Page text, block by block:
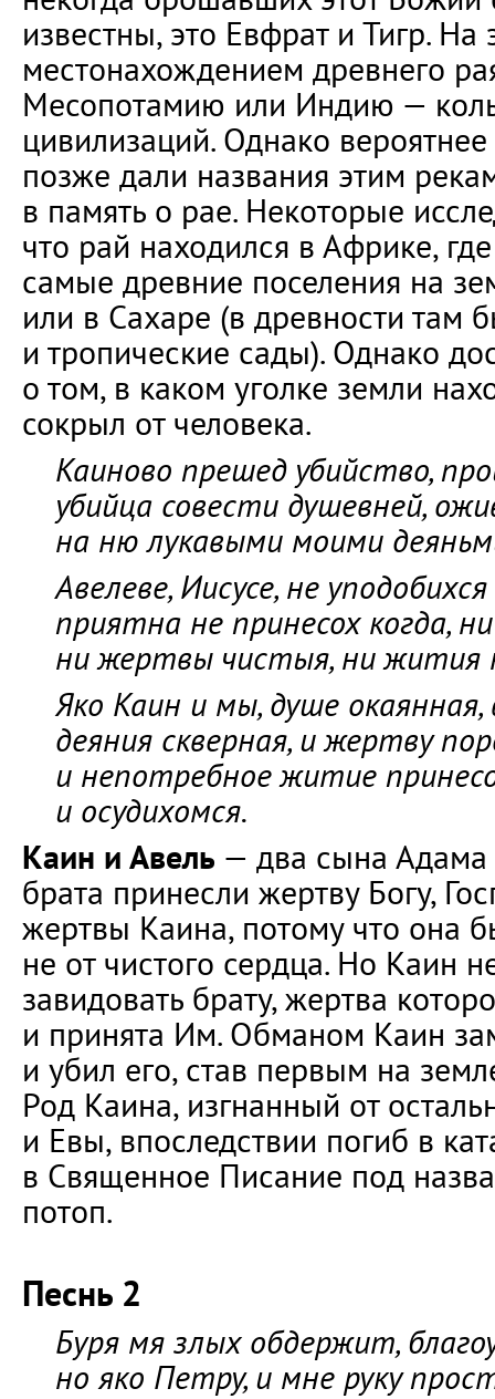
известны, это Евфрат и Тигр.
местонахождением древнего
Месопотамию или Индию —
цивилизаций. Однако
позже дали названия этим
в память о рае. Некоторые
что рай находился в Африке,
самые древние поселения на
или в Сахаре (в древности там
и тропические сады). Однако
о том, в каком уголке земли
сокрыл от человека.
Каиново прешед убийство,
убийца совести душевней,
на ню лукавыми моими
Авелеве, Иисусе, не
приятна не принесох когда,
ни жертвы чистыя, ни жития
Яко Каин и мы, душе
деяния скверная, и жертву
и непотребное житие
и осудихомся.
Каин и Авель — два сына Адама
брата принесли жертву Богу,
жертвы Каина, потому что она
не от чистого сердца. Но Каин
завидовать брату, жертва
и принята Им. Обманом Каин
и убил его, став первым на
Род Каина, изгнанный от
и Евы, впоследствии погиб в
в Священное Писание под
потоп.
Песнь 2
Буря мя злых обдержит,
но яко Петру, и мне руку